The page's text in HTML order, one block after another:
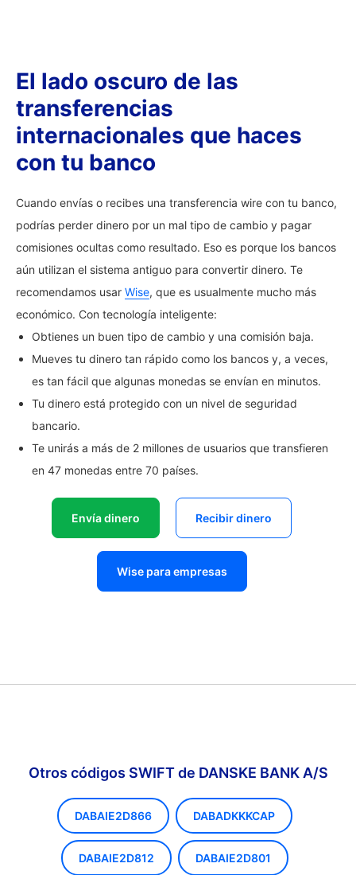
El lado oscuro de las
transferencias
internacionales que haces
con tu banco
Cuando envías o recibes una transferencia wire con tu banco,
podrías perder dinero por un mal tipo de cambio y pagar
comisiones ocultas como resultado. Eso es porque los bancos
aún utilizan el sistema antiguo para convertir dinero. Te
recomendamos usar Wise, que es usualmente mucho más
económico. Con tecnología inteligente:
Obtienes un buen tipo de cambio y una comisión baja.
Mueves tu dinero tan rápido como los bancos y, a veces,
es tan fácil que algunas monedas se envían en minutos.
Tu dinero está protegido con un nivel de seguridad
bancario.
Te unirás a más de 2 millones de usuarios que transfieren
en 47 monedas entre 70 países.
Envía dinero Recibir dinero
Wise para empresas
Otros códigos SWIFT de DANSKE BANK A/S
DABAIE2D866 DABADKKKCAP
DABAIE2D812 DABAIE2D801